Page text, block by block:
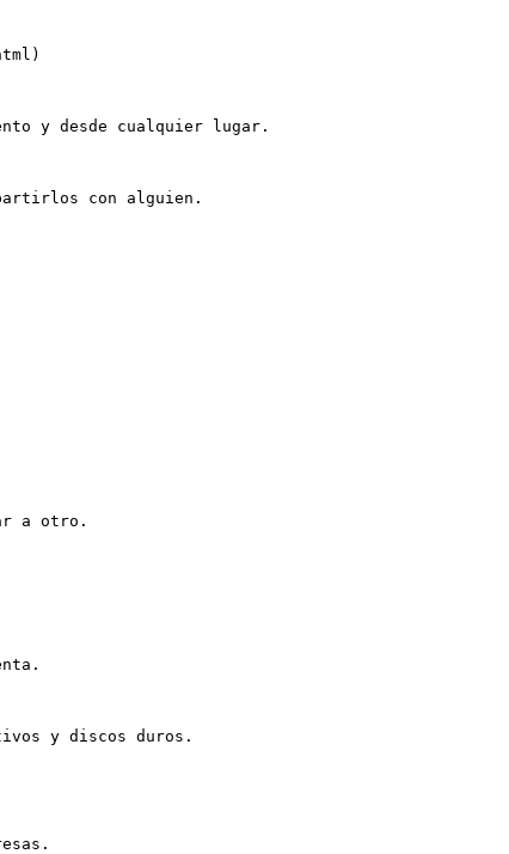
y desde cualquier lugar.
con alguien.
a otro.
y discos duros.